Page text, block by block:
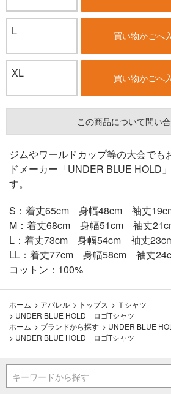
L 買い物かごへ
XL 買い物かごへ
この商品について問い
ジムやワールドカップ等の大会でも
ドメーカー「UNDER BLUE HOLD
す。
S：着丈65cm 身幅48cm 袖丈
M：着丈68cm 身幅51cm 袖丈
L：着丈73cm 身幅54cm 袖丈
LL：着丈77cm 身幅58cm 袖丈
コットン：100%
ホーム > アパレル > トップス > Ｔシャツ
> UNDER BLUE HOLD ロゴTシャツ
ホーム > ブランドから探す > UNDER BLUE
> UNDER BLUE HOLD ロゴTシャツ
キーワードから探す